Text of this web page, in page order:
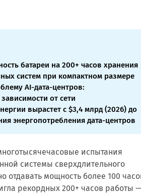
батареи на 200+ часов хранения
систем при компактном размере
AI-дата-центров:
от сети
вырастет с $3,4 млрд (2026) до
энергопотребления дата-центров
испытания
системы сверхдлительного
отдавать мощность более 100
рекордных 200+ часов работы —